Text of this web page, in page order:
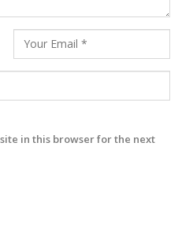
in this browser for the next